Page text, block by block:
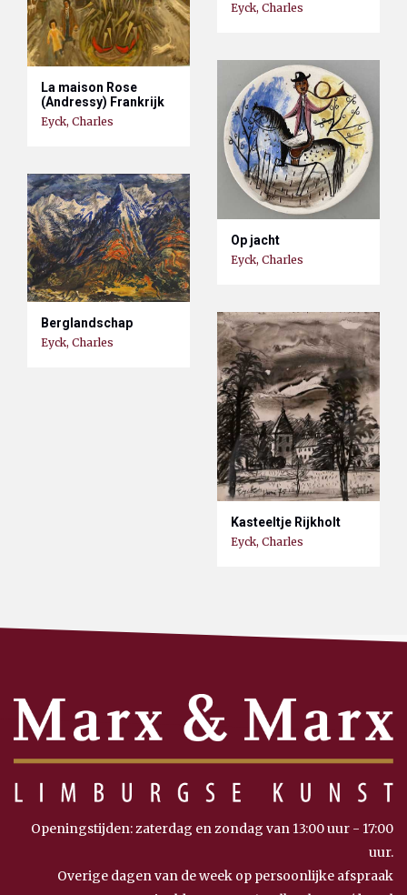
La maison Rose
(Andressy) Frankrijk
Eyck, Charles
Eyck, Charles
Op jacht
Eyck, Charles
Berglandschap
Eyck, Charles
Kasteeltje Rijkholt
Eyck, Charles
Openingstijden: zaterdag en zondag van 13:00 uur - 17:00
uur.
Overige dagen van de week op persoonlijke afspraak